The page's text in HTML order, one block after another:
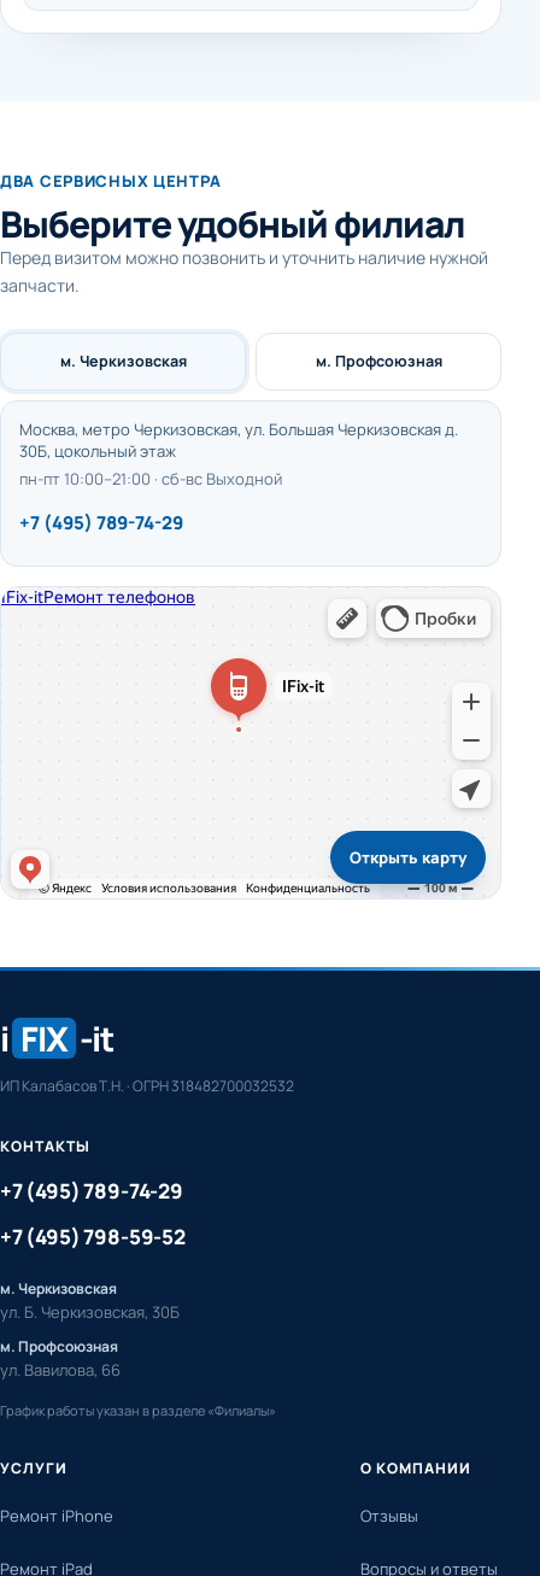
ДВА СЕРВИСНЫХ ЦЕНТРА
Выберите удобный филиал
Перед визитом можно позвонить и уточнить наличие нужной
запчасти.
м. Черкизовская
Москва, метро Черкизовская, ул. Большая Черкизовская д.
30Б, цокольный этаж
пн-пт 10:00–21:00 · сб-вс Выходной
+7 (495) 789-74-29
м. Профсоюзная
Открыть карту
i FIX -it
ИП Калабасов Т.Н. · ОГРН 318482700032532
УСЛУГИ
Ремонт iPhone
Ремонт iPad
О КОМПАНИИ
Отзывы
Вопросы и ответы
КОНТАКТЫ
+7 (495) 789-74-29
+7 (495) 798-59-52
м. Черкизовская
ул. Б. Черкизовская, 30Б
м. Профсоюзная
ул. Вавилова, 66
График работы указан в разделе «Филиалы»